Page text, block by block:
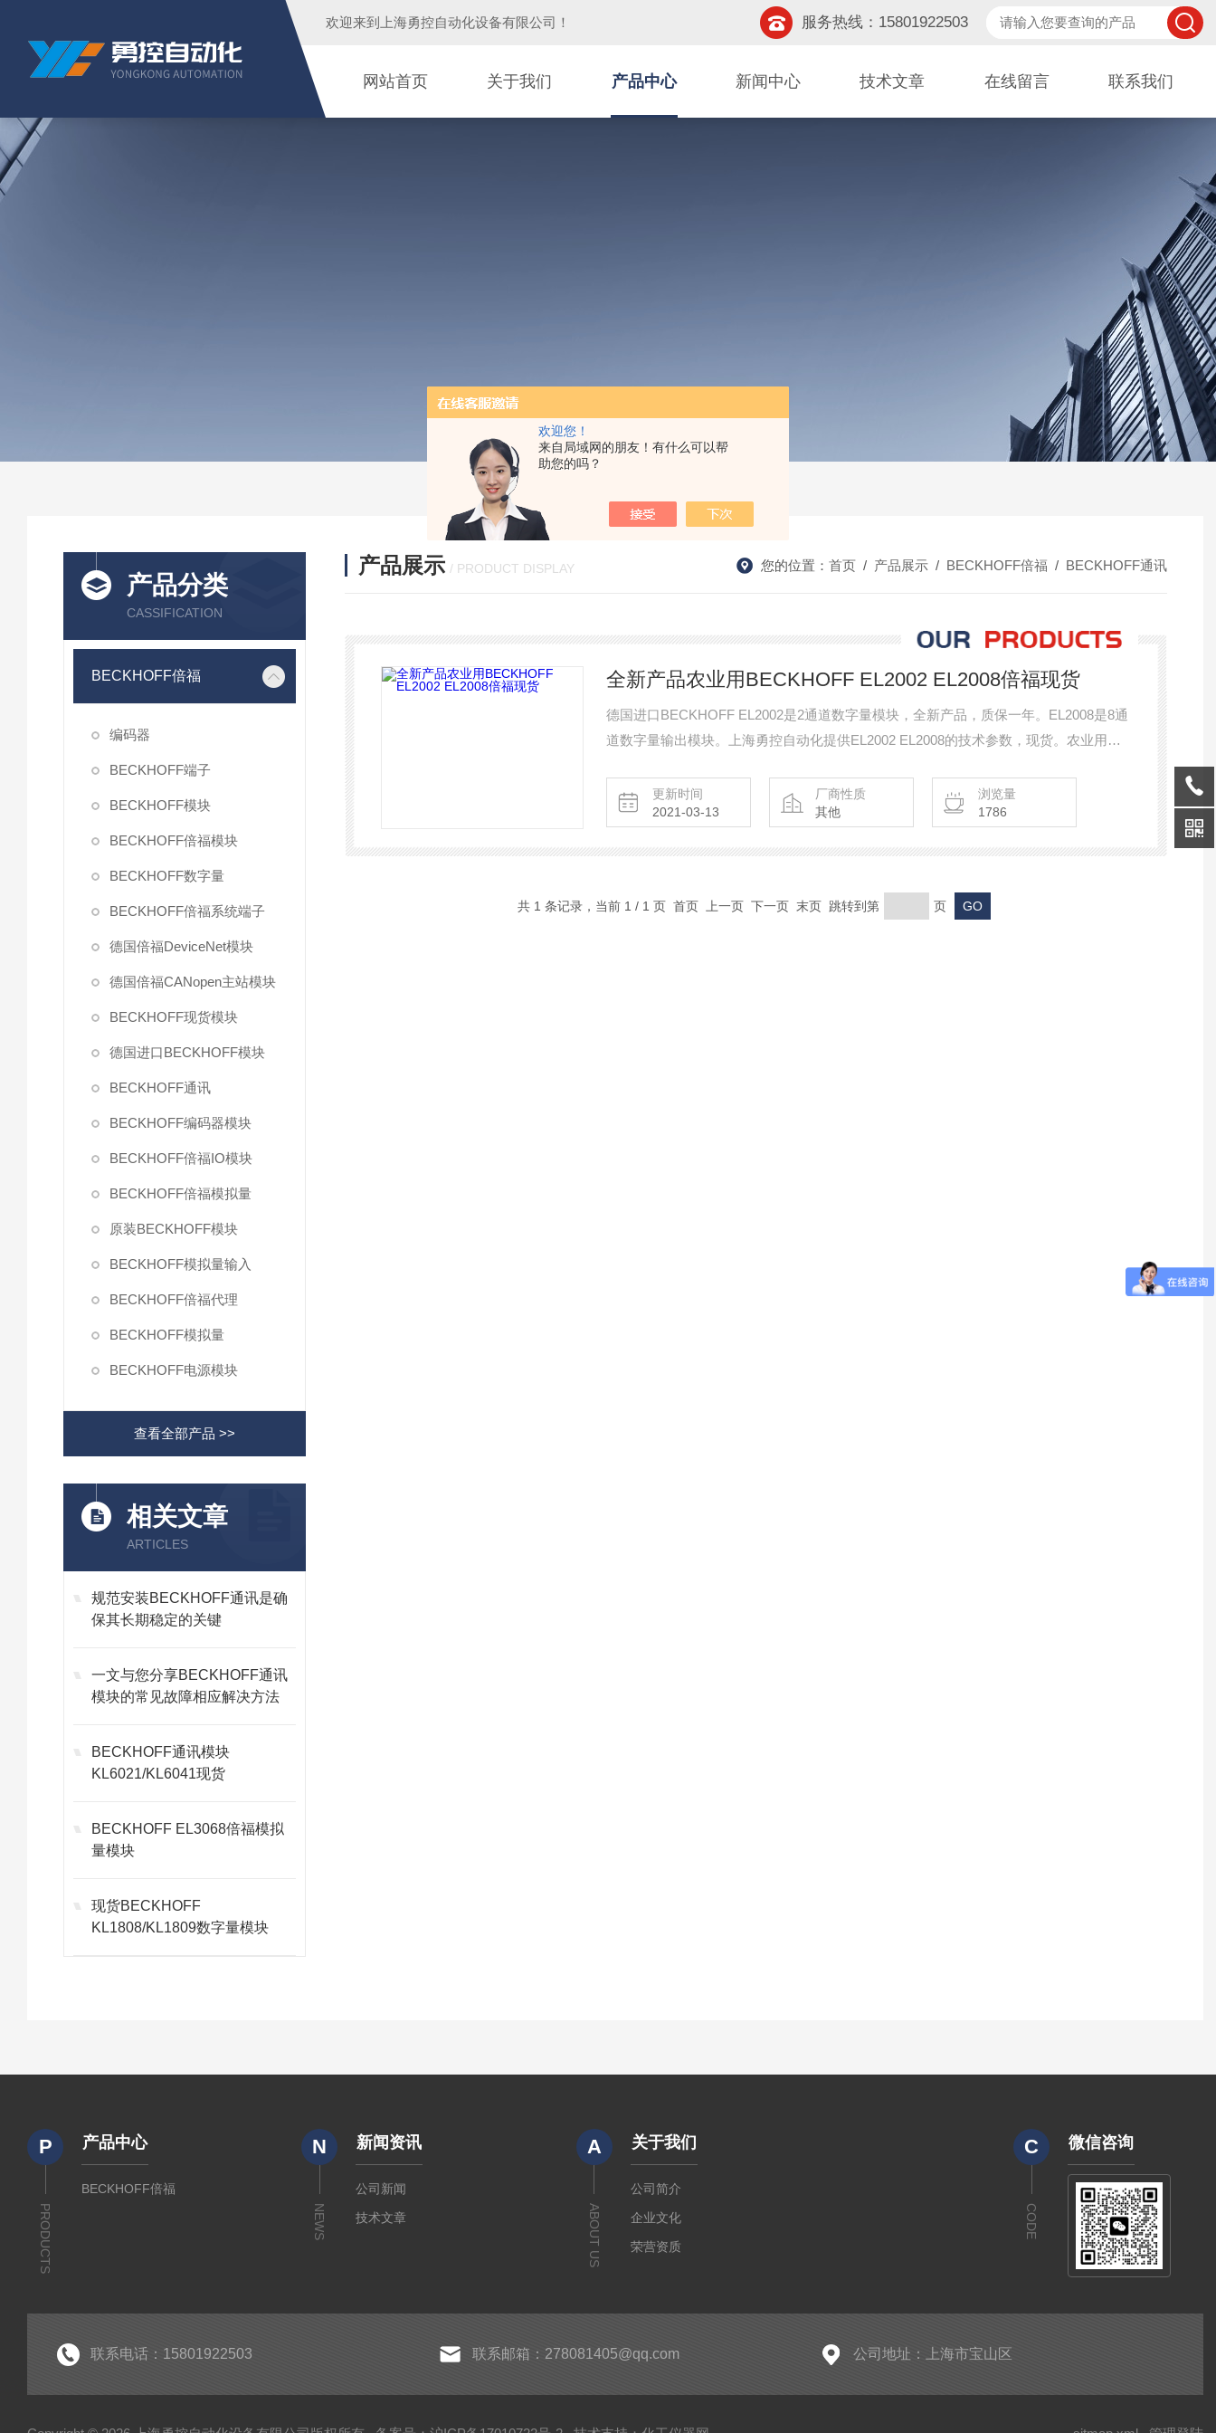
欢迎您！
来自局域网的朋友！有什么可以帮
助您的吗？
欢迎来到 上海勇控自动化设备有限公司 ！ 服务热线：15801922503
网站首页 关于我们 产品中心 新闻中心 技术文章 在线留言 联系我们
产品分类
CASSIFICATION
BECKHOFF倍福
编码器
BECKHOFF端子
BECKHOFF模块
BECKHOFF倍福模块
BECKHOFF数字量
BECKHOFF倍福系统端子
德国倍福DeviceNet模块
德国倍福CANopen主站模块
BECKHOFF现货模块
德国进口BECKHOFF模块
BECKHOFF通讯
BECKHOFF编码器模块
BECKHOFF倍福IO模块
BECKHOFF倍福模拟量
原装BECKHOFF模块
BECKHOFF模拟量输入
BECKHOFF倍福代理
BECKHOFF模拟量
BECKHOFF电源模块
查看全部产品 >>
相关文章
ARTICLES
规范安装BECKHOFF通讯是确
保其长期稳定的关键
一文与您分享BECKHOFF通讯
模块的常见故障相应解决方法
BECKHOFF通讯模块
KL6021/KL6041现货
BECKHOFF EL3068倍福模拟
量模块
现货BECKHOFF
KL1808/KL1809数字量模块
产品展示 / PRODUCT DISPLAY 您的位置： 首页 / 产品展示 / BECKHOFF倍福 / BECKHOFF通讯
全新产品农业用BECKHOFF EL2002 EL2008倍福现货
德国进口BECKHOFF EL2002是2通道数字量模块，全新产品，质保一年。EL2008是8通
道数字量输出模块。上海勇控自动化提供EL2002 EL2008的技术参数，现货。农业用
更新时间
2021-03-13
厂商性质
其他
浏览量
1786
共 1 条记录，当前 1 / 1 页 首页 上一页 下一页 末页 跳转到第 页
P
PRODUCTS
产品中心
BECKHOFF倍福
N
NEWS
新闻资讯
公司新闻
技术文章
A
ABOUT US
关于我们
公司简介
企业文化
荣营资质
C
CODE
微信咨询
联系电话：15801922503 联系邮箱：278081405@qq.com 公司地址：上海市宝山区